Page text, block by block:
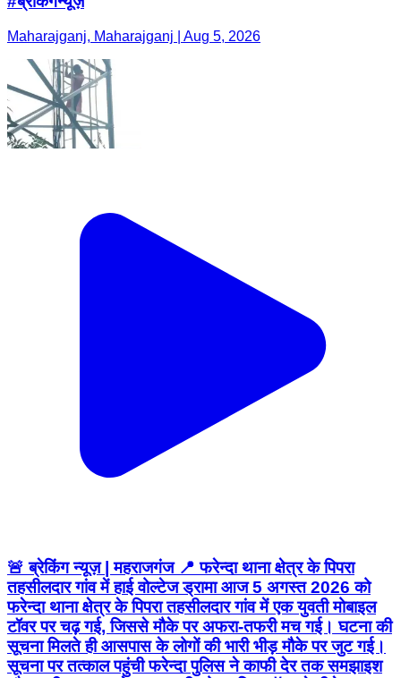
Maharajganj, Maharajganj | Aug 5, 2026
🚨 ब्रेकिंग न्यूज़ | महराजगंज 📍 फरेन्दा थाना क्षेत्र के पिपरा
तहसीलदार गांव में हाई वोल्टेज ड्रामा आज 5 अगस्त 2026 को
फरेन्दा थाना क्षेत्र के पिपरा तहसीलदार गांव में एक युवती मोबाइल
टॉवर पर चढ़ गई, जिससे मौके पर अफरा-तफरी मच गई। घटना की
सूचना मिलते ही आसपास के लोगों की भारी भीड़ मौके पर जुट गई।
सूचना पर तत्काल पहुंची फरेन्दा पुलिस ने काफी देर तक समझाइश